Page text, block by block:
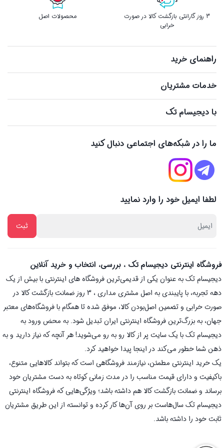
3 روز گارانتی بازگشت کالا در صورت
خرابی
محصولات اصل
راهنمای خرید
خدمات مشتریان
با دیجیسام تک
ما را در شبکه‌های اجتماعی دنبال کنید
لطفا ایمیل خود را وارد نمایید
فروشگاه اینترنتی دیجیسام تک ، بررسی، انتخاب و خرید آنلاین
دیجیسام تک به عنوان یکی از قدیمی‌ترین فروشگاه های اینترنتی با بیش از یک
دهه تجربه، با پایبندی به اصل مشتری مداری ، 3 روز ضمانت بازگشت کالا در
صورت خرابی و تضمین اصل‌بودن کالا، موفق شده تا همگام با فروشگاه‌های معتبر
جهان، به بزرگ‌ترین فروشگاه اینترنتی ایران تبدیل شود. به محض ورود به
دیجیسام تک با یک سایت پر از کالا رو به رو می‌شوید! هر آنچه که نیاز دارید و به
ذهن شما خطور می‌کند در اینجا پیدا خواهید کرد.
یک خرید اینترنتی مطمئن، نیازمند فروشگاهی است که بتواند کالاهایی متنوع،
باکیفیت و دارای قیمت مناسب را در مدت زمانی کوتاه به دست مشتریان خود
برساند و ضمانت بازگشت کالا هم داشته باشد؛ ویژگی‌هایی که فروشگاه اینترنتی
دیجیسام تک سال‌هاست بر روی آن‌ها کار کرده و توانسته از این طریق مشتریان
ثابت خود را داشته باشد.